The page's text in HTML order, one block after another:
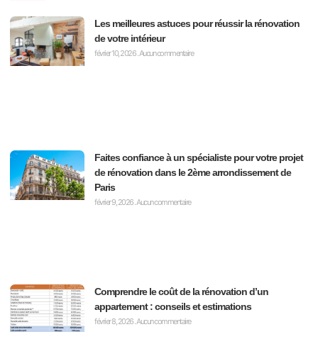
Les meilleures astuces pour réussir la rénovation
de votre intérieur
février 10, 2026Aucun commentaire
Faites confiance à un spécialiste pour votre projet
de rénovation dans le 2ème arrondissement de
Paris
février 9, 2026Aucun commentaire
Comprendre le coût de la rénovation d’un
appartement : conseils et estimations
février 8, 2026Aucun commentaire